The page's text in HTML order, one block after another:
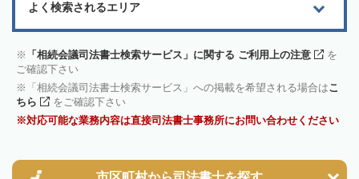
よく検索されるエリア
「相続会議司法書士検索サービス」に関する ご利用上の注意
を
ご確認下さい
「相続会議司法書士検索サービス」への掲載を希望される場合はこ
ちら
をご確認下さい
対応可能な業務内容は直接司法書士事務所にお問い合わせください